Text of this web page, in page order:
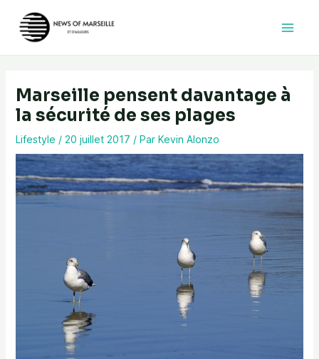
contenu
Marseille pensent davantage à
la sécurité de ses plages
Lifestyle / 20 juillet 2017 / Par Kevin Alonzo